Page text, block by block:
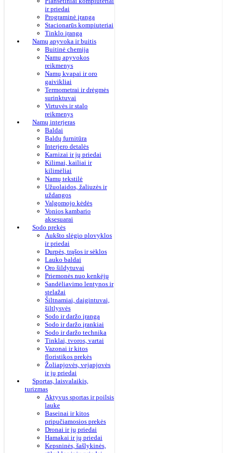
ir priedai
Programinė įranga
Stacionarūs kompiuteriai
Tinklo įranga
Namų apyvoka ir buitis
Buitinė chemija
Namų apyvokos
reikmenys
Namų kvapai ir oro
gaivikliai
Termometrai ir drėgmės
surinktuvai
Virtuvės ir stalo
reikmenys
Namų interjeras
Baldai
Baldų furnitūra
Interjero detalės
Karnizai ir jų priedai
Kilimai, kailiai ir
kilimėliai
Namų tekstilė
Užuolaidos, žaliuzės ir
uždangos
Valgomojo kėdės
Vonios kambario
aksesuarai
Sodo prekės
Aukšto slėgio plovyklos
ir priedai
Durpės, trąšos ir sėklos
Lauko baldai
Oro šildytuvai
Priemonės nuo kenkėjų
Sandėliavimo lentynos ir
stelažai
Šiltnamiai, daigintuvai,
šiltlysvės
Sodo ir daržo įranga
Sodo ir daržo įrankiai
Sodo ir daržo technika
Tinklai, tvoros, vartai
Vazonai ir kitos
floristikos prekės
Žoliapjovės, vejapjovės
ir jų priedai
Sportas, laisvalaikis,
turizmas
Aktyvus sportas ir poilsis
lauke
Baseinai ir kitos
pripučiamosios prekės
Dronai ir jų priedai
Hamakai ir jų priedai
Kepsninės, šašlykinės,